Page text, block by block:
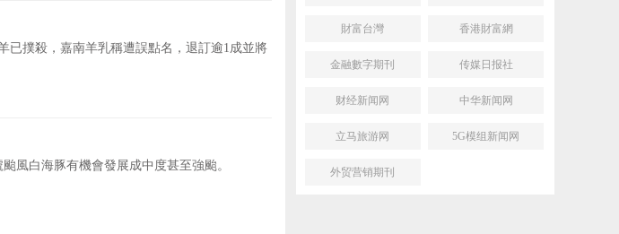
已撲殺，嘉南羊乳稱遭誤點名，退訂逾1成並將
風白海豚有機會發展成中度甚至強颱。
財富台灣 香港財富網
金融數字期刊 传媒日报社
财经新闻网 中华新闻网
立马旅游网 5G模组新闻网
外贸营销期刊